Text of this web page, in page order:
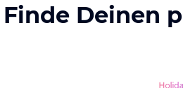
Finde Deinen